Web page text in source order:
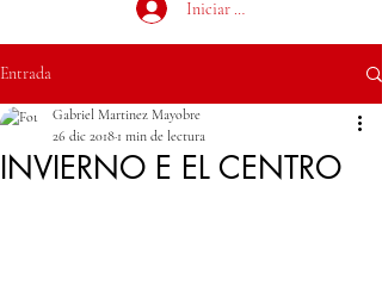
Iniciar sesión
Entrada
INVIERNO E EL CENTRO
Gabriel Martinez Mayobre
26 dic 2018 1 min de lectura